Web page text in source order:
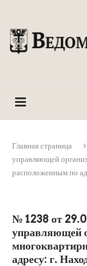
Главная страница
управляющей
расположенным по
№ 1238 от
управляющей
адресу: г.